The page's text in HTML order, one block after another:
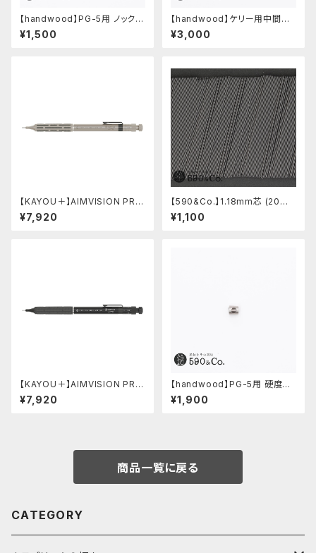
【handwood】PG-5用 ノックボ
タン (超々ジュラルミン)
¥1,500
【handwood】ケリー用中間パ
ーツ/カスタムグリップ (多条/ス
テンレス)
¥3,000
【KAYOU＋】AIMVISION PR
O/エイムビジョンプロ (チタニウ
ムゴールド)
¥7,920
【590&Co.】1.18mm芯 (20本
入り)
¥1,100
【KAYOU＋】AIMVISION PR
O/エイムビジョンプロ (メテオブ
ラック)
¥7,920
【handwood】PG-5用 硬度表
示窓 (ステンレス/六角窓)
¥1,900
商品一覧に戻る
CATEGORY